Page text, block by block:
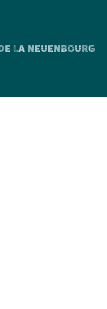
LA NEUENBOURG